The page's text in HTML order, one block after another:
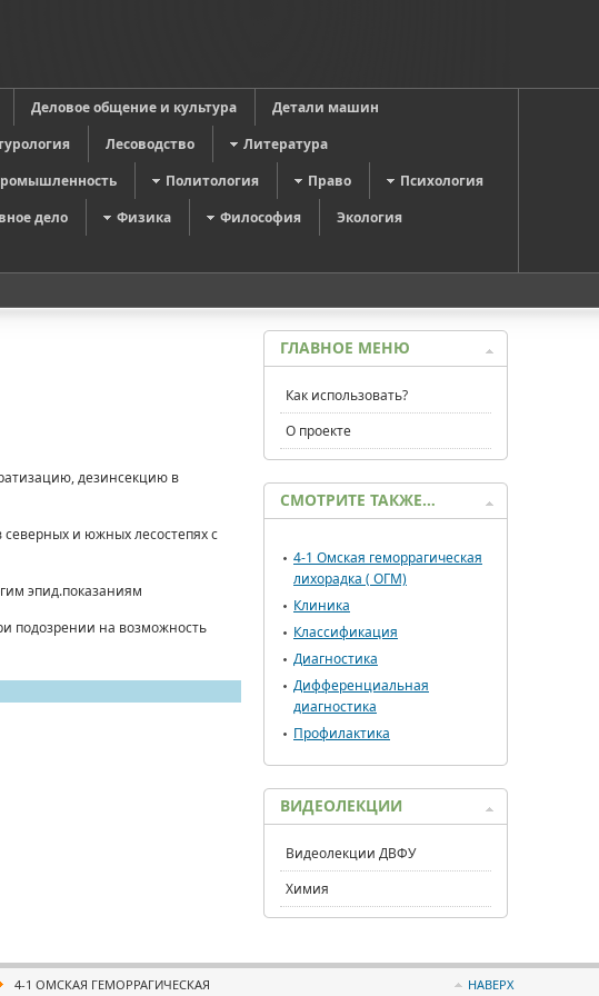
Деловое общение и культура
Детали машин
Лесоводство
Литература
Политология Право
Психология
дело Физика Философия
Экология
дезинсекцию в
северных и южных лесостепях с
эпид.показаниям
подозрении на возможность
ГЛАВНОЕ МЕНЮ
Как использовать?
О проекте
СМОТРИТЕ ТАКЖЕ…
4-1 Омская геморрагическая
лихорадка ( ОГМ)
Клиника
Классификация
Диагностика
Дифференциальная
диагностика
Профилактика
ВИДЕОЛЕКЦИИ
Видеолекции ДВФУ
Химия
4-1 ОМСКАЯ ГЕМОРРАГИЧЕСКАЯ
НАВЕРХ